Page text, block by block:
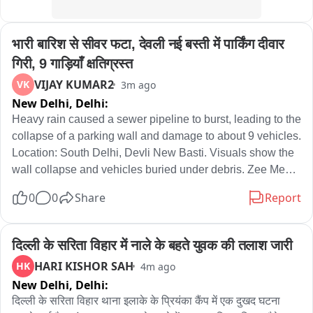
भारी बारिश से सीवर फटा, देवली नई बस्ती में पार्किंग दीवार
गिरी, 9 गाड़ियाँ क्षतिग्रस्त
VK VIJAY KUMAR2 3m ago
New Delhi, Delhi:
Heavy rain caused a sewer pipeline to burst, leading to the
collapse of a parking wall and damage to about 9 vehicles.
Location: South Delhi, Devli New Basti. Visuals show the
wall collapse and vehicles buried under debris. Zee Media
देवली रोड में नई बस्ती में भारी बारिश से सीवर पाइपलाइन फटा और पार्किंग
बताया यह घटना कल की है जब भारी वर्षा हुई. Zee Media के लिए विजय
कुमार की रिपोर्ट. बाइट स्थानीय लोग
0 0 Share Report
दिल्ली के सरिता विहार में नाले के बहते युवक की तलाश जारी
HK HARI KISHOR SAH 4m ago
New Delhi, Delhi:
दिल्ली के सरिता विहार थाना इलाके के प्रियंका कैंप में एक दुखद घटना